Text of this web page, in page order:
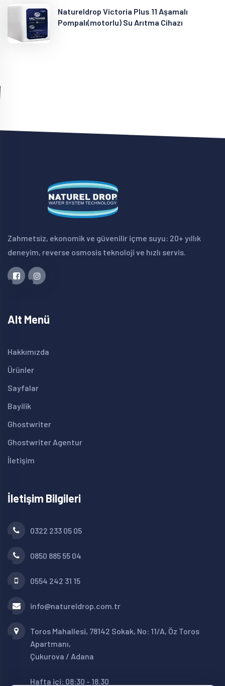
Natureldrop Victoria Plus 11 Aşamalı
Pompalı(motorlu) Su Arıtma Cihazı
Zahmetsiz, ekonomik ve güvenilir içme suyu: 20+ yıllık
deneyim, reverse osmosis teknoloji ve hızlı servis.
Alt Menü
Hakkımızda
Ürünler
Sayfalar
Bayilik
Ghostwriter
Ghostwriter Agentur
İletişim
İletişim Bilgileri
0322 233 05 05
0850 885 55 04
0554 242 31 15
info@natureldrop.com.tr
Toros Mahallesi, 78142 Sokak, No: 11/A, Öz Toros
Apartmanı,
Çukurova / Adana
Hafta içi: 08:30 - 18.30